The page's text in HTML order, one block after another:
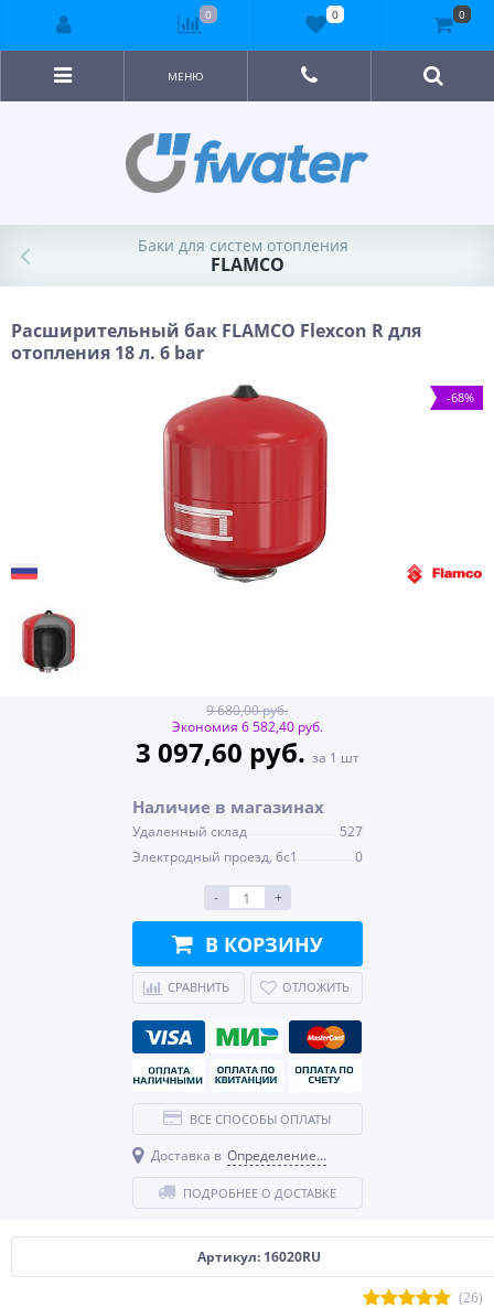
МЕНЮ
Баки для систем отопления
FLAMCO
Расширительный бак FLAMCO Flexcon R для
отопления 18 л. 6 bar
-68%
Артикул: 16020RU
(26)
9 680,00 руб.
Экономия 6 582,40 руб.
3 097,60 руб. за 1 шт
Наличие в магазинах
Удаленный склад
527
Электродный проезд, 6с1
0
- +
В КОРЗИНУ
СРАВНИТЬ ОТЛОЖИТЬ
ВСЕ СПОСОБЫ ОПЛАТЫ
Доставка в Определение...
ПОДРОБНЕЕ О ДОСТАВКЕ
0 0 0